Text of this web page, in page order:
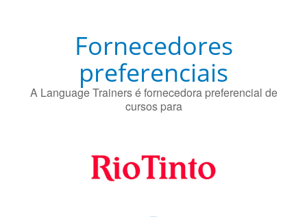
Fornecedores
preferenciais